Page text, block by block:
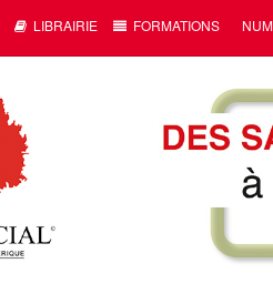
LIBRAIRIE FORMATIONS